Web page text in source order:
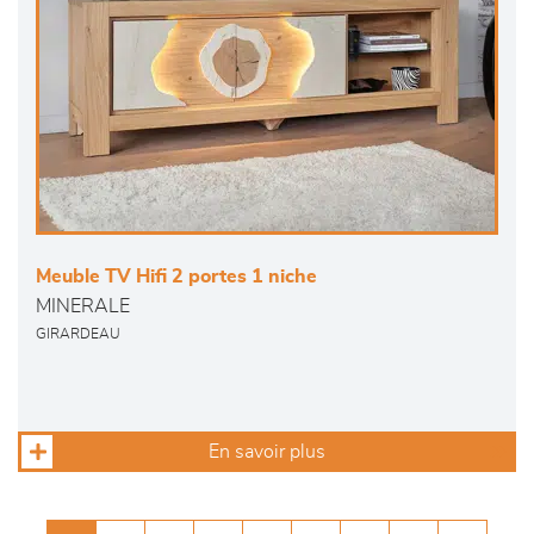
Meuble TV Hifi 2 portes 1 niche
MINERALE
GIRARDEAU
En savoir plus